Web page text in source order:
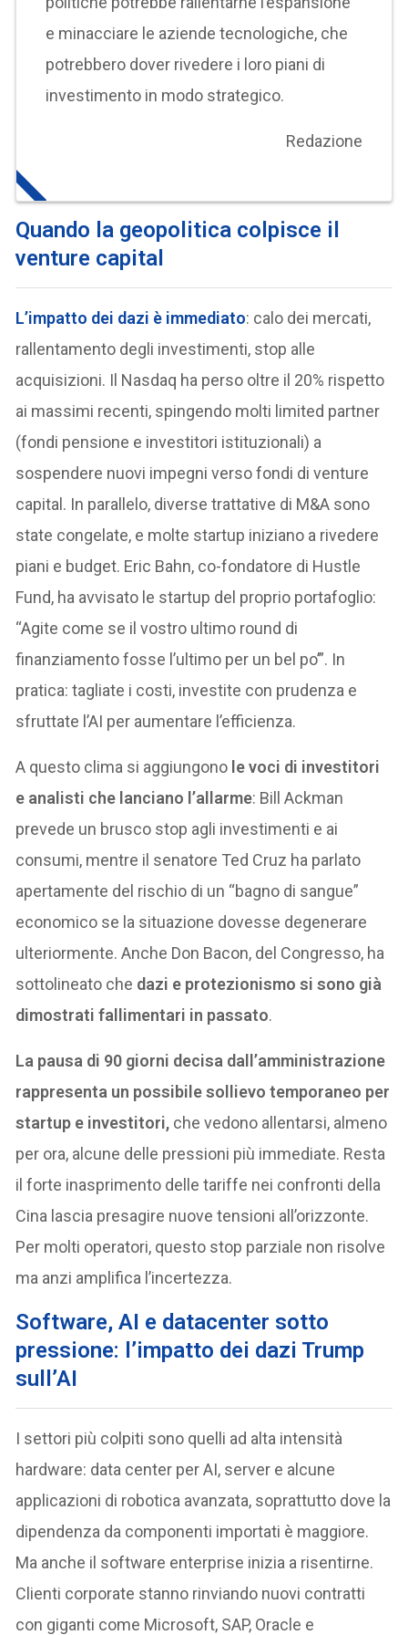
e minacciare le aziende tecnologiche, che
potrebbero dover rivedere i loro piani di
investimento in modo strategico.
Redazione
Quando la geopolitica colpisce il
venture capital
L’impatto dei dazi è immediato: calo dei mercati,
rallentamento degli investimenti, stop alle
acquisizioni. Il Nasdaq ha perso oltre il 20% rispetto
ai massimi recenti, spingendo molti limited partner
(fondi pensione e investitori istituzionali) a
sospendere nuovi impegni verso fondi di venture
capital. In parallelo, diverse trattative di M&A sono
state congelate, e molte startup iniziano a rivedere
piani e budget. Eric Bahn, co-fondatore di Hustle
Fund, ha avvisato le startup del proprio portafoglio:
“Agite come se il vostro ultimo round di
finanziamento fosse l’ultimo per un bel po’”. In
pratica: tagliate i costi, investite con prudenza e
sfruttate l’AI per aumentare l’efficienza.
A questo clima si aggiungono le voci di investitori
e analisti che lanciano l’allarme: Bill Ackman
prevede un brusco stop agli investimenti e ai
consumi, mentre il senatore Ted Cruz ha parlato
apertamente del rischio di un “bagno di sangue”
economico se la situazione dovesse degenerare
ulteriormente. Anche Don Bacon, del Congresso, ha
sottolineato che dazi e protezionismo si sono già
dimostrati fallimentari in passato.
La pausa di 90 giorni decisa dall’amministrazione
rappresenta un possibile sollievo temporaneo per
startup e investitori, che vedono allentarsi, almeno
per ora, alcune delle pressioni più immediate. Resta
il forte inasprimento delle tariffe nei confronti della
Cina lascia presagire nuove tensioni all’orizzonte.
Per molti operatori, questo stop parziale non risolve
ma anzi amplifica l’incertezza.
Software, AI e datacenter sotto
pressione: l’impatto dei dazi Trump
sull’AI
I settori più colpiti sono quelli ad alta intensità
hardware: data center per AI, server e alcune
applicazioni di robotica avanzata, soprattutto dove la
dipendenza da componenti importati è maggiore.
Ma anche il software enterprise inizia a risentirne.
Clienti corporate stanno rinviando nuovi contratti
con giganti come Microsoft, SAP, Oracle e